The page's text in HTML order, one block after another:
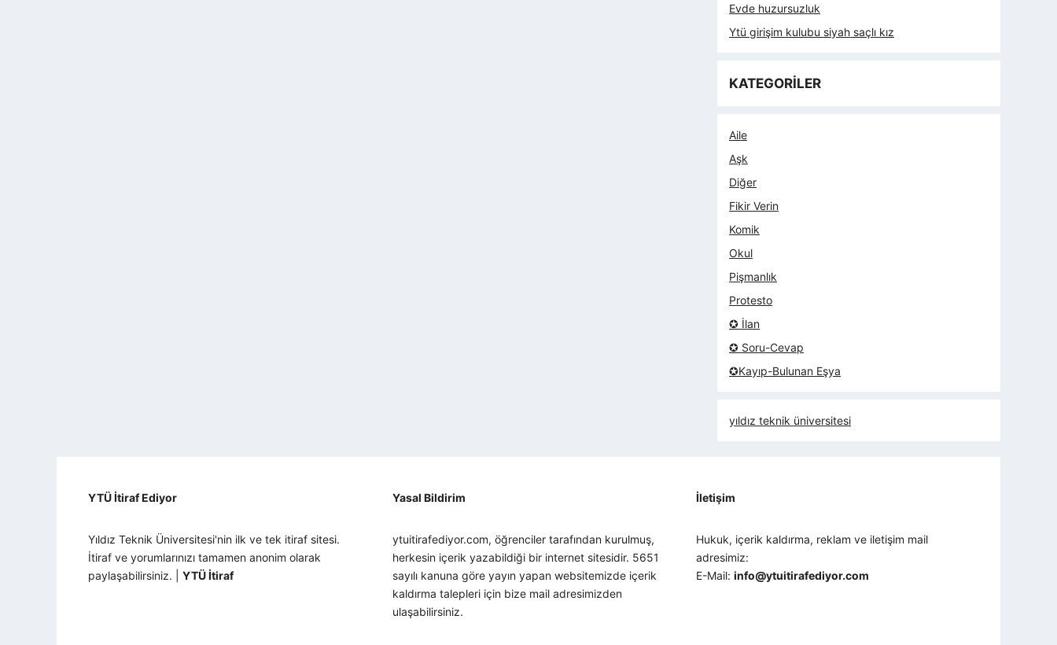
Evde huzursuzluk
Ytü girişim kulubu siyah saçlı kız
KATEGORİLER
Aile
Aşk
Diğer
Fikir Verin
Komik
Okul
Pişmanlık
Protesto
✪ İlan
✪ Soru-Cevap
✪Kayıp-Bulunan Eşya
yıldız teknik üniversitesi
YTÜ İtiraf Ediyor
Yıldız Teknik Üniversitesi'nin ilk ve tek itiraf sitesi.
İtiraf ve yorumlarınızı tamamen anonim olarak
paylaşabilirsiniz. | YTÜ İtiraf
Yasal Bildirim
ytuitirafediyor.com, öğrenciler tarafından kurulmuş,
herkesin içerik yazabildiği bir internet sitesidir. 5651
sayılı kanuna göre yayın yapan websitemizde içerik
kaldırma talepleri için bize mail adresimizden
ulaşabilirsiniz.
İletişim
Hukuk, içerik kaldırma, reklam ve iletişim mail
adresimiz:
E-Mail:info@ytuitirafediyor.com